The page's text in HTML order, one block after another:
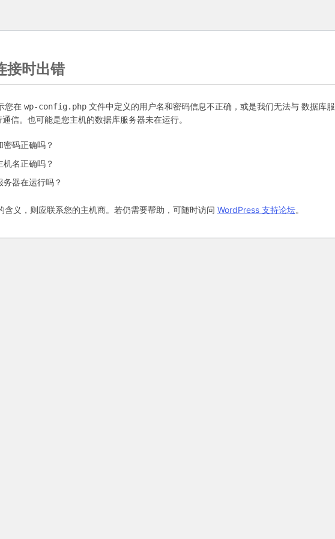
接时出错
您在 wp-config.php 文件中定义的用户名和密码信息不正确，或是我们无法与 数据库服
通信。也可能是您主机的数据库服务器未在运行。
码正确吗？
名正确吗？
器在运行吗？
含义，则应联系您的主机商。若仍需要帮助，可随时访问 WordPress 支持论坛。